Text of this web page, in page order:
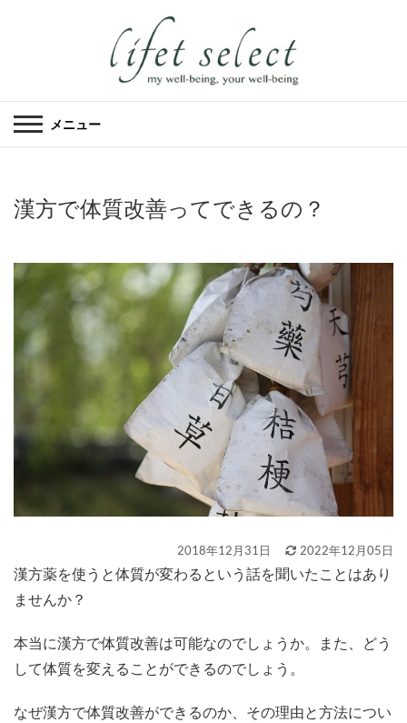
メニュー
漢方で体質改善ってできるの？
2018年12月31日 2022年12月05日
漢方薬を使うと体質が変わるという話を聞いたことはあり
ませんか？
本当に漢方で体質改善は可能なのでしょうか。また、どう
して体質を変えることができるのでしょう。
なぜ漢方で体質改善ができるのか、その理由と方法につい